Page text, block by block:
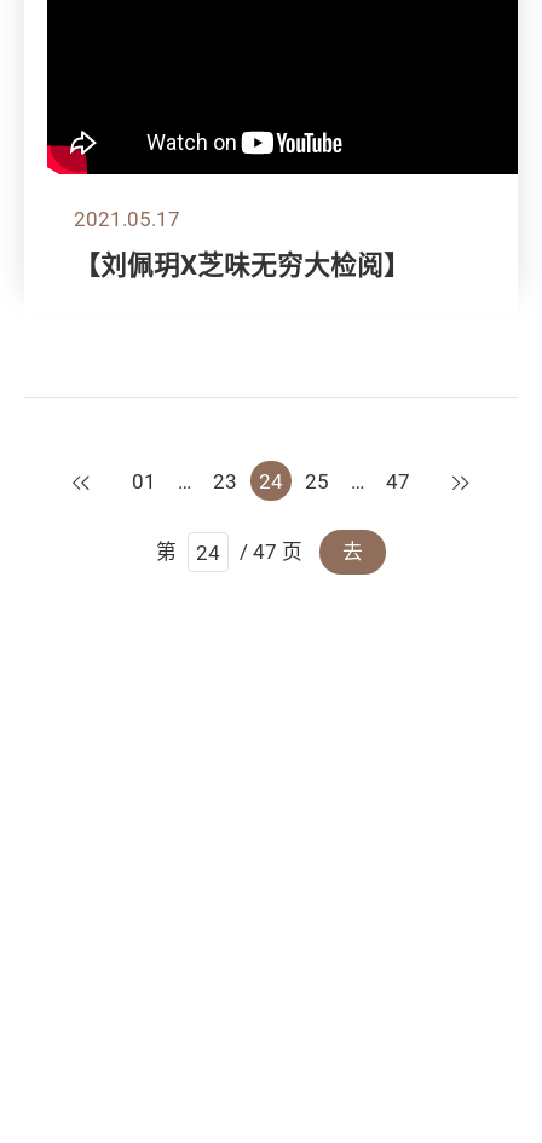
2021.05.17
【刘佩玥X芝味无穷大检阅】
上一页
01 … 23 24 25 … 47 下一页
第 / 47 页 去